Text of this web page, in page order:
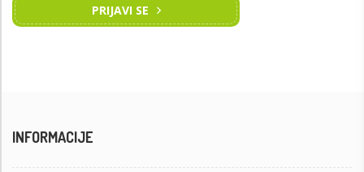
PRIJAVI SE
INFORMACIJE